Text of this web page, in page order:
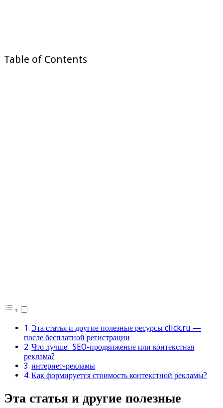
Table of Contents
Эта статья и другие полезные ресурсы click.ru —
после бесплатной регистрации
Что лучше: SEO-продвижение или контекстная
реклама?
интернет-рекламы
Как формируется стоимость контекстной рекламы?
Эта статья и другие полезные